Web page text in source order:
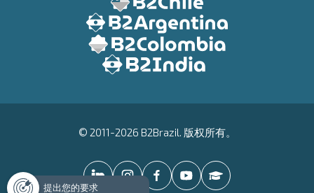
提出您的要求
© 2011-2026 B2Brazil. 版权所有。